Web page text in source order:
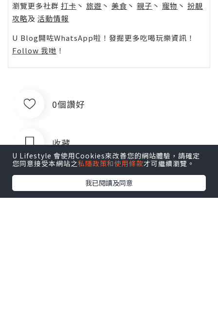
瀏覽更多社群 打卡 丶 旅遊 丶 美食 丶 親子 丶 寵物 丶 扮靚
攻略及 活動情報
U Blog開咗WhatsApp啦！發掘更多吃喝玩樂資訊！
Follow 我哋 ！
0個讚好
收藏
U Lifestyle 會使用Cookies來改善您的網站體驗，請確定
您同意接受本網站之私隱政策和使用條款才可繼續瀏覽。
我已閱讀及同意